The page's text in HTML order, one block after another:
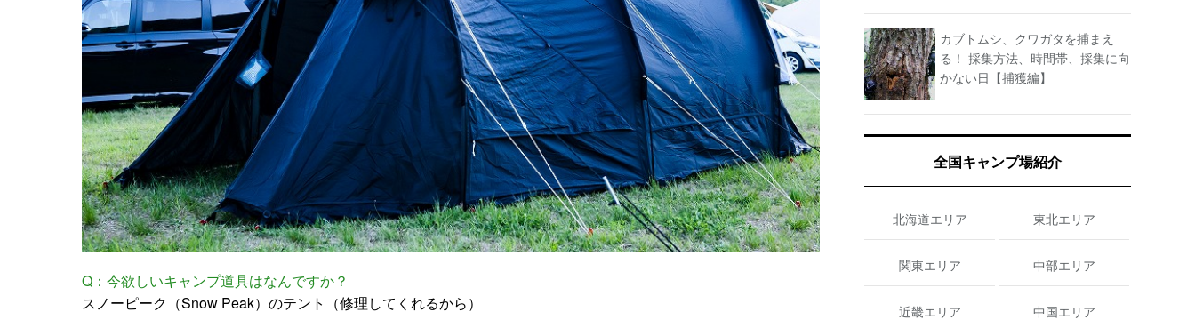
Q：今欲しいキャンプ道具はなんですか？
スノーピーク（Snow Peak）のテント（修理してくれるから）
カブトムシ、クワガタを捕まえ
る！ 採集方法、時間帯、採集に向
かない日【捕獲編】
全国キャンプ場紹介
北海道エリア 東北エリア
関東エリア 中部エリア
近畿エリア 中国エリア